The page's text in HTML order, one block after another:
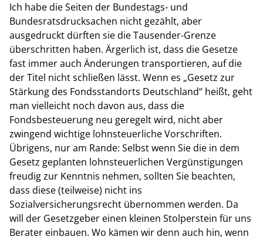
Ich habe die Seiten der Bundestags- und
Bundesratsdrucksachen nicht gezählt, aber
ausgedruckt dürften sie die Tausender-Grenze
überschritten haben. Ärgerlich ist, dass die Gesetze
fast immer auch Änderungen transportieren, auf die
der Titel nicht schließen lässt. Wenn es „Gesetz zur
Stärkung des Fondsstandorts Deutschland“ heißt, geht
man vielleicht noch davon aus, dass die
Fondsbesteuerung neu geregelt wird, nicht aber
zwingend wichtige lohnsteuerliche Vorschriften.
Übrigens, nur am Rande: Selbst wenn Sie die in dem
Gesetz geplanten lohnsteuerlichen Vergünstigungen
freudig zur Kenntnis nehmen, sollten Sie beachten,
dass diese (teilweise) nicht ins
Sozialversicherungsrecht übernommen werden. Da
will der Gesetzgeber einen kleinen Stolperstein für uns
Berater einbauen. Wo kämen wir denn auch hin, wenn